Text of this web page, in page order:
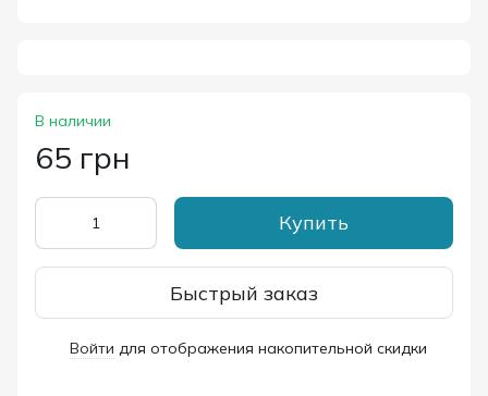
В наличии
65 грн
Купить
Быстрый заказ
Войти для отображения накопительной скидки